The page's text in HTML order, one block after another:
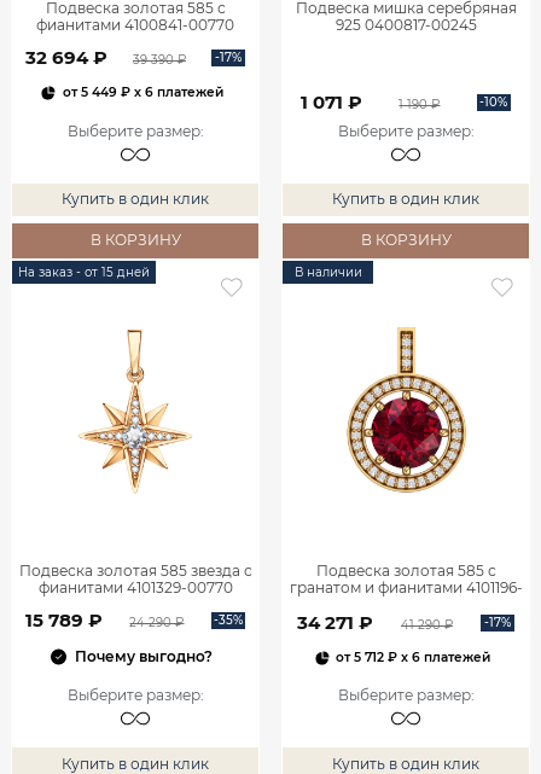
Подвеска золотая 585 с
фианитами 4100841-00770
32 694 ₽ 39 390 ₽ -17%
от5 449 ₽x 6 платежей
Выберите размер:
Купить в один клик
В КОРЗИНУ
Подвеска мишка серебряная
925 0400817-00245
1 071 ₽ 1 190 ₽ -10%
Выберите размер:
Купить в один клик
В КОРЗИНУ
На заказ - от 15 дней
Подвеска золотая 585 звезда с
фианитами 4101329-00770
15 789 ₽ 24 290 ₽ -35%
Почему выгодно?
Выберите размер:
Купить в один клик
В наличии
Подвеска золотая 585 с
гранатом и фианитами 4101196-
34 271 ₽ 41 290 ₽ -17%
от5 712 ₽ x 6 платежей
Выберите размер:
Купить в один клик